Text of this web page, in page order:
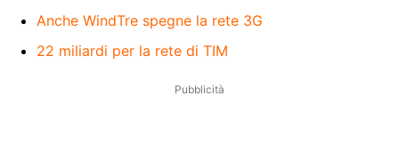
Anche WindTre spegne la rete 3G
22 miliardi per la rete di TIM
Pubblicità